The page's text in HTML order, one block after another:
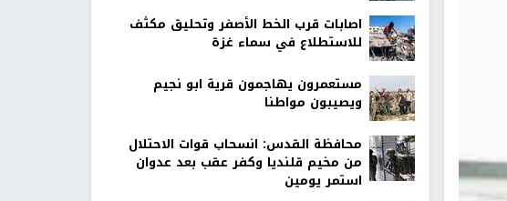
اصابات قرب الخط الأصفر وتحليق مكثف
للاستطلاع في سماء غزة
مستعمرون يهاجمون قرية ابو نجيم
ويصيبون مواطنا
محافظة القدس: انسحاب قوات الاحتلال
من مخيم قلنديا وكفر عقب بعد عدوان
استمر يومين